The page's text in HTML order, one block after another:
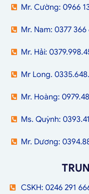
Mr. Cường: 0966
Mr. Nam: 0377 366
Mr. Hải:
Mr Long.
Mr. Hoàng:
Ms. Quỳnh:
Mr. Dương:
CSKH: 0246 291